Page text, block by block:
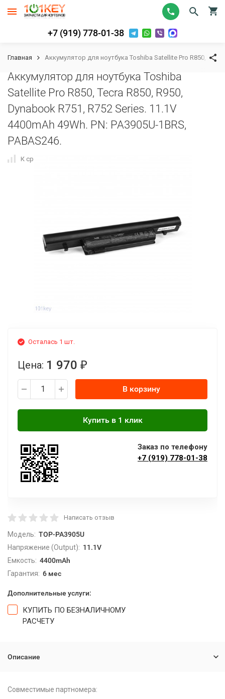
+7 (919) 778-01-38
Главная Аккумулятор для ноутбука Toshiba Satellite Pro R850, Tecra
Аккумулятор для ноутбука Toshiba
Satellite Pro R850, Tecra R850, R950,
Dynabook R751, R752 Series. 11.1V
4400mAh 49Wh. PN: PA3905U-1BRS,
PABAS246.
К сравнению
Осталась 1 шт.
Цена: 1 970 ₽
В корзину
Заказ по телефону
+7 (919) 778-01-38
Написать отзыв
Модель: TOP-PA3905U
Напряжение (Output): 11.1V
Емкость: 4400mAh
Гарантия: 6 мес
Дополнительные услуги:
КУПИТЬ ПО БЕЗНАЛИЧНОМУ
РАСЧЕТУ
Описание
Совместимые партномера: